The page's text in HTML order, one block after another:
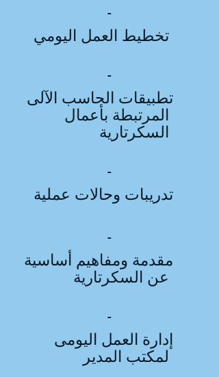
-
-
تطبيقات الحاسب الآلى
المرتبطة بأعمال
-
تدريبات وحالات عملية
-
مقدمة ومفاهيم أساسية
-
إدارة العمل اليومى